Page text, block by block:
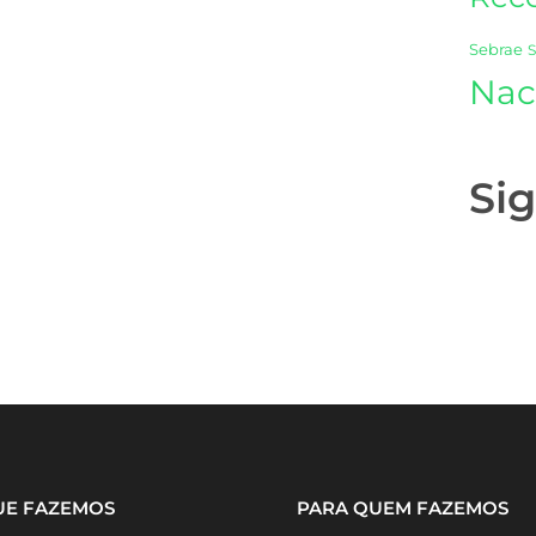
Sebrae
FAZEMOS PARA QUEM FAZEMOS